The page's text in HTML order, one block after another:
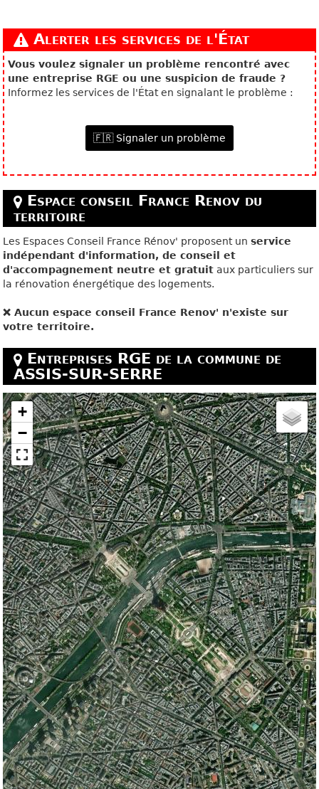
Alerter les services de l'État
Vous voulez signaler un problème rencontré avec
une entreprise RGE ou une suspicion de fraude ?
Informez les services de l'État en signalant le problème :
🇫🇷 Signaler un problème
Espace conseil France Renov du
territoire
Les Espaces Conseil France Rénov' proposent unservice
indépendant d'information, de conseil et
d'accompagnement neutre et gratuit aux particuliers sur
la rénovation énergétique des logements.
❌ Aucun espace conseil France Renov' n'existe sur
votre territoire.
Entreprises RGE de la commune de
ASSIS-SUR-SERRE
+
−